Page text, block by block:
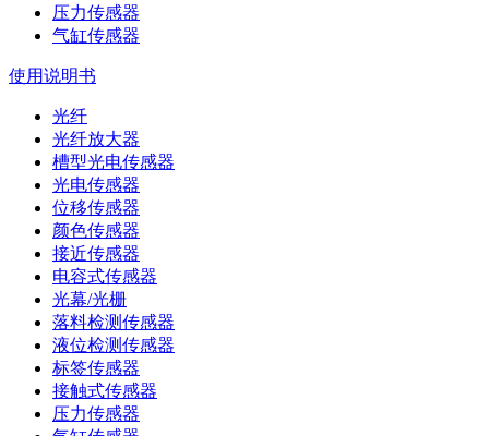
压力传感器
气缸传感器
使用说明书
光纤
光纤放大器
槽型光电传感器
光电传感器
位移传感器
颜色传感器
接近传感器
电容式传感器
光幕/光栅
落料检测传感器
液位检测传感器
标签传感器
接触式传感器
压力传感器